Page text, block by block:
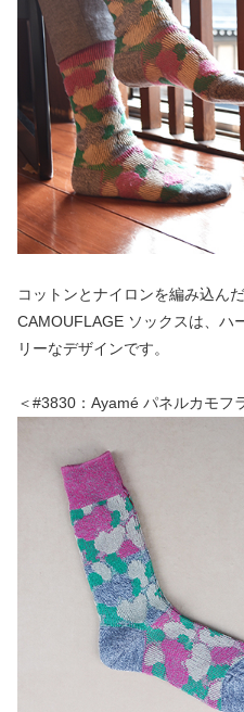
コットンとナイロンを編み込ん
CAMOUFLAGE ソックスは、ハ
リーなデザインです。
＜#3830：Ayamé パネルカモフ